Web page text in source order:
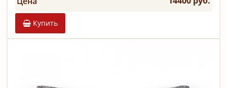
Купить